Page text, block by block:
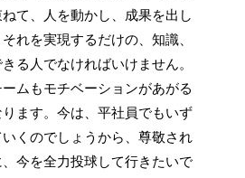
て、人を動かし、成果を出し
れを実現するだけの、知識、
る人でなければいけません。
ムもモチベーションがあがる
ます。今は、平社員でもいず
くのでしょうから、尊敬され
今を全力投球して行きたいで